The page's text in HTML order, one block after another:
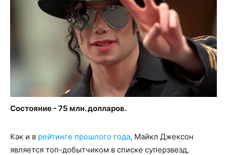
Состояние - 75 млн. долларов.
Как и в рейтинге прошлого года, Майкл Джексон
является топ-добытчиком в списке суперзвезд,